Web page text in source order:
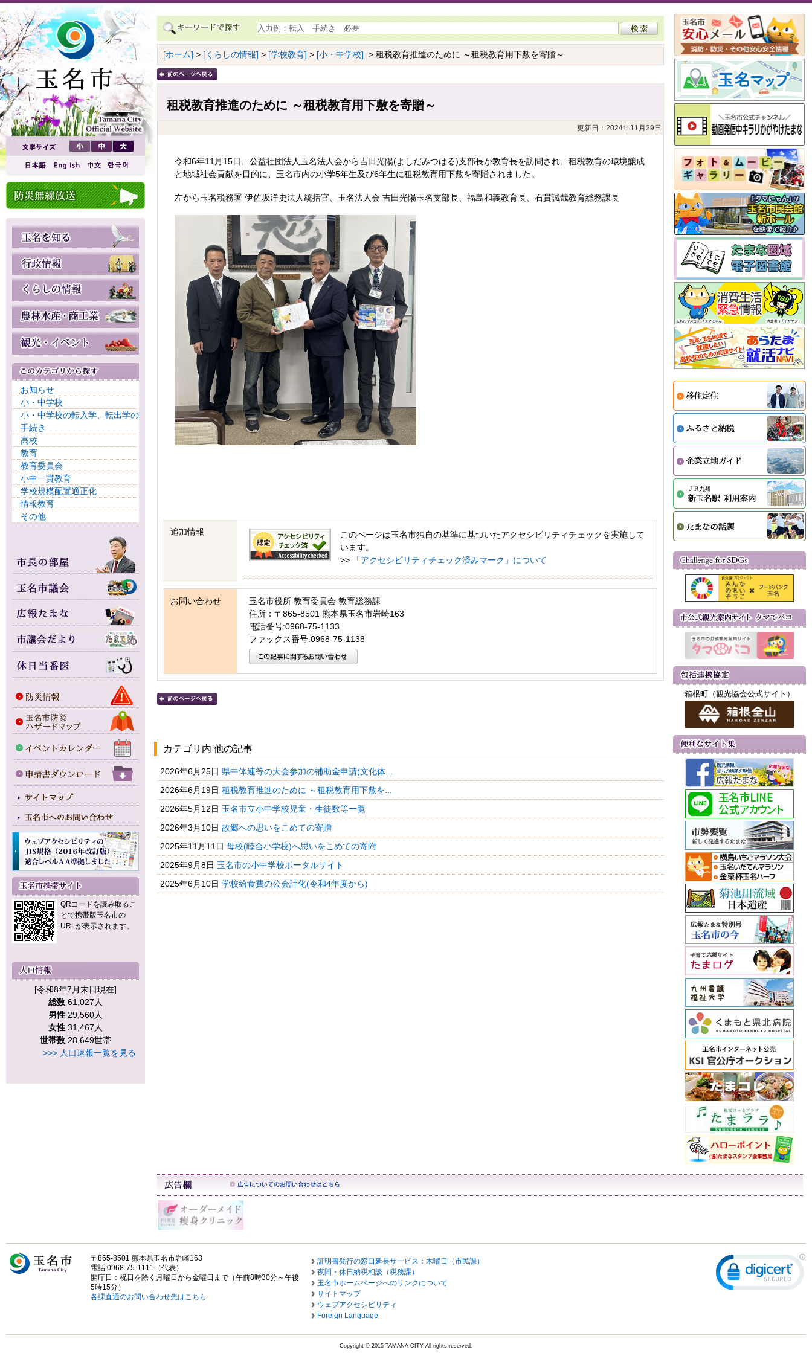
お知らせ
小・中学校
小・中学校の転入学、転出学の
手続き
高校
教育
教育委員会
小中一貫教育
学校規模配置適正化
情報教育
その他
QRコードを読み取るこ
とで携帯版玉名市の
URLが表示されます。
[令和8年7月末日現在]
総数 61,027人
男性 29,560人
女性 31,467人
世帯数 28,649世帯
>>> 人口速報一覧を見る
[ホーム] > [くらしの情報] > [学校教育] > [小・中学校] > 租税教育推進のために ～租税教育用下敷を寄贈～
租税教育推進のために ～租税教育用下敷を寄贈～
更新日：2024年11月29日
令和6年11月15日、公益社団法人玉名法人会から吉田光陽(よしだみつはる)支部長が教育長を訪問され、租税教育の環境醸成
と地域社会貢献を目的に、玉名市内の小学5年生及び6年生に租税教育用下敷を寄贈されました。
左から玉名税務署 伊佐坂洋史法人統括官、玉名法人会 吉田光陽玉名支部長、福島和義教育長、石貫誠哉教育総務課長
追加情報
このページは玉名市独自の基準に基づいたアクセシビリティチェックを実施して
います。
>>
「アクセシビリティチェック済みマーク」について
お問い合わせ
玉名市役所 教育委員会 教育総務課
住所：〒865-8501 熊本県玉名市岩崎163
電話番号:0968-75-1133
ファックス番号:0968-75-1138
カテゴリ内 他の記事
2026年6月25日 県中体連等の大会参加の補助金申請(文化体...
2026年6月19日 租税教育推進のために ～租税教育用下敷を...
2026年5月12日 玉名市立小中学校児童・生徒数等一覧
2026年3月10日 故郷への思いをこめての寄贈
2025年11月11日 母校(睦合小学校)へ思いをこめての寄附
2025年9月8日 玉名市の小中学校ポータルサイト
2025年6月10日 学校給食費の公会計化(令和4年度から)
箱根町（観光協会公式サイト）
〒865-8501 熊本県玉名市岩崎163
電話:0968-75-1111（代表）
開庁日：祝日を除く月曜日から金曜日まで（午前8時30分～午後
5時15分）
各課直通のお問い合わせ先はこちら
証明書発行の窓口延長サービス：木曜日（市民課）
夜間・休日納税相談（税務課）
玉名市ホームページへのリンクについて
サイトマップ
ウェブアクセシビリティ
Foreign Language
Copyright © 2015 TAMANA CITY All rights reserved.